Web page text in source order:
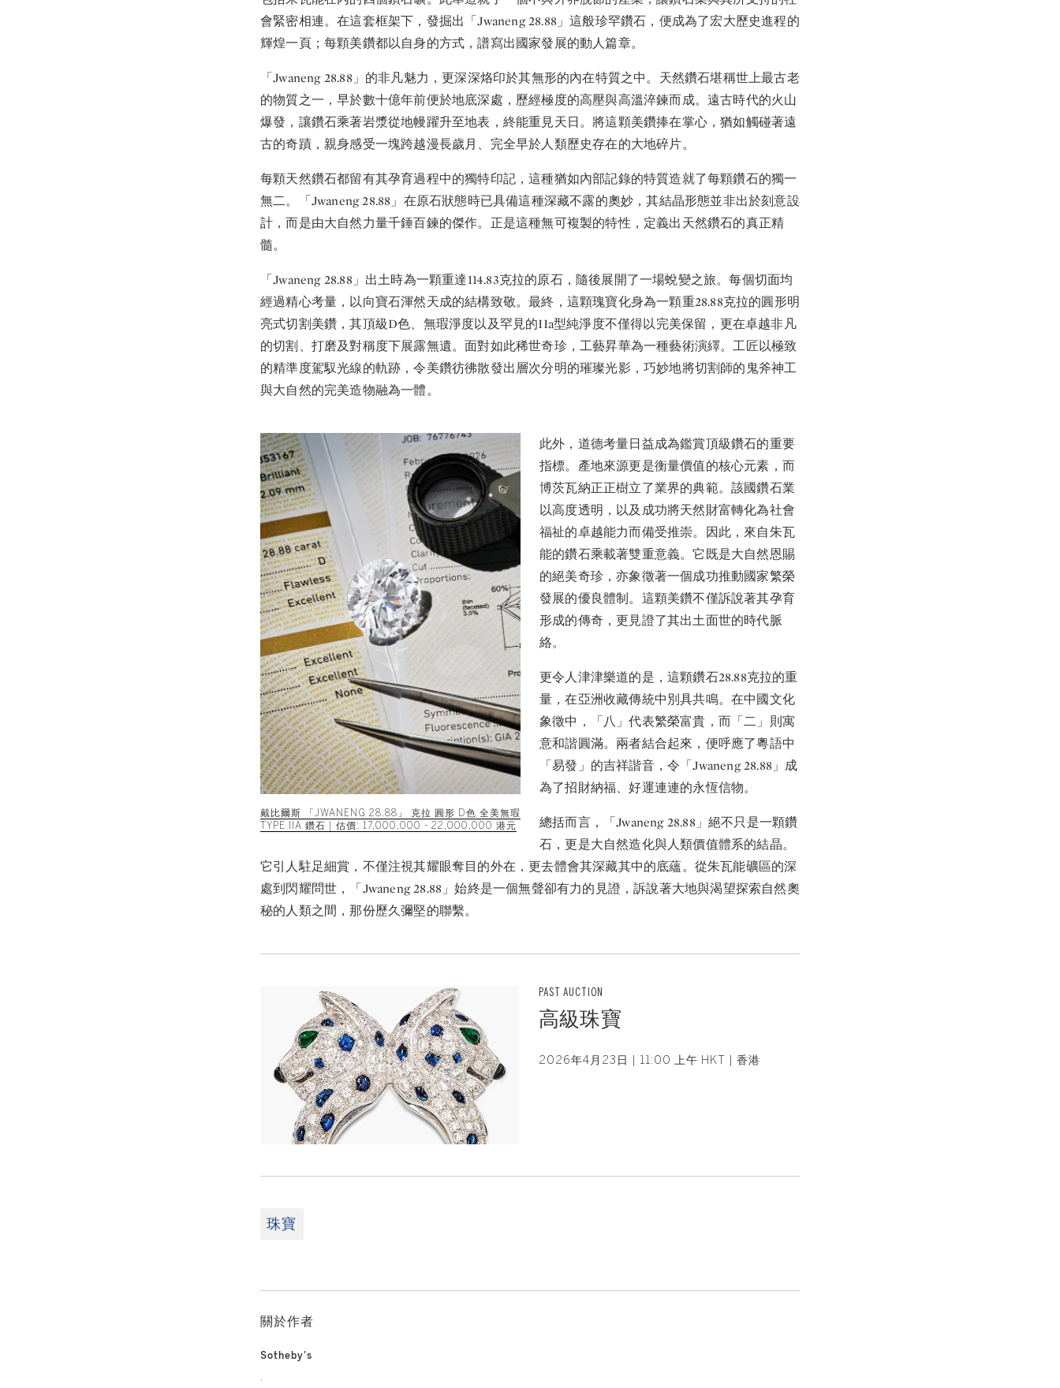
會緊密相連。在這套框架下，發掘出「Jwaneng 28.88」這般珍罕鑽石，便成為了宏大歷史進程的
輝煌一頁；每顆美鑽都以自身的方式，譜寫出國家發展的動人篇章。
「Jwaneng 28.88」的非凡魅力，更深深烙印於其無形的內在特質之中。天然鑽石堪稱世上最古老
的物質之一，早於數十億年前便於地底深處，歷經極度的高壓與高溫淬鍊而成。遠古時代的火山
爆發，讓鑽石乘著岩漿從地幔躍升至地表，終能重見天日。將這顆美鑽捧在掌心，猶如觸碰著遠
古的奇蹟，親身感受一塊跨越漫長歲月、完全早於人類歷史存在的大地碎片。
每顆天然鑽石都留有其孕育過程中的獨特印記，這種猶如內部記錄的特質造就了每顆鑽石的獨一
無二。「Jwaneng 28.88」在原石狀態時已具備這種深藏不露的奧妙，其結晶形態並非出於刻意設
計，而是由大自然力量千錘百鍊的傑作。正是這種無可複製的特性，定義出天然鑽石的真正精
髓。
「Jwaneng 28.88」出土時為一顆重達114.83克拉的原石，隨後展開了一場蛻變之旅。每個切面均
經過精心考量，以向寶石渾然天成的結構致敬。最終，這顆瑰寶化身為一顆重28.88克拉的圓形明
亮式切割美鑽，其頂級D色、無瑕淨度以及罕見的IIa型純淨度不僅得以完美保留，更在卓越非凡
的切割、打磨及對稱度下展露無遺。面對如此稀世奇珍，工藝昇華為一種藝術演繹。工匠以極致
的精準度駕馭光線的軌跡，令美鑽彷彿散發出層次分明的璀璨光影，巧妙地將切割師的鬼斧神工
與大自然的完美造物融為一體。
戴比爾斯 「JWANENG 28.88」 克拉 圓形 D色 全美無瑕
TYPE IIA 鑽石 | 估價: 17,000,000 - 22,000,000 港元
此外，道德考量日益成為鑑賞頂級鑽石的重要
指標。產地來源更是衡量價值的核心元素，而
博茨瓦納正正樹立了業界的典範。該國鑽石業
以高度透明，以及成功將天然財富轉化為社會
福祉的卓越能力而備受推崇。因此，來自朱瓦
能的鑽石乘載著雙重意義。它既是大自然恩賜
的絕美奇珍，亦象徵著一個成功推動國家繁榮
發展的優良體制。這顆美鑽不僅訴說著其孕育
形成的傳奇，更見證了其出土面世的時代脈
絡。
更令人津津樂道的是，這顆鑽石28.88克拉的重
量，在亞洲收藏傳統中別具共鳴。在中國文化
象徵中，「八」代表繁榮富貴，而「二」則寓
意和諧圓滿。兩者結合起來，便呼應了粵語中
「易發」的吉祥諧音，令「Jwaneng 28.88」成
為了招財納福、好運連連的永恆信物。
總括而言，「Jwaneng 28.88」絕不只是一顆鑽
石，更是大自然造化與人類價值體系的結晶。
它引人駐足細賞，不僅注視其耀眼奪目的外在，更去體會其深藏其中的底蘊。從朱瓦能礦區的深
處到閃耀問世，「Jwaneng 28.88」始終是一個無聲卻有力的見證，訴說著大地與渴望探索自然奧
秘的人類之間，那份歷久彌堅的聯繫。
PAST AUCTION
高級珠寶
2026年4月23日 | 11:00 上午 HKT | 香港
珠寶
關於作者
Sotheby's
.